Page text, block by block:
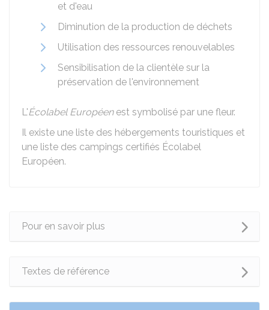
et d'eau
Diminution de la production de déchets
Utilisation des ressources renouvelables
Sensibilisation de la clientèle sur la
préservation de l'environnement
L'Écolabel Européenest symbolisé par une fleur.
Il existe une liste des hébergements touristiques et
une liste des campings certifiés Écolabel
Européen.
Pour en savoir plus
Textes de référence